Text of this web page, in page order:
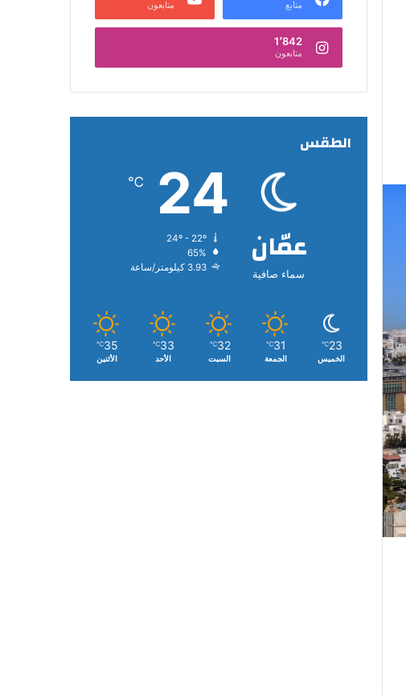
متابع متابعون
1٬842
متابعون
الطقس
عمّان
سماء صافية
24
℃
65%
3.93 كيلومتر/ساعة
23
℃
الخميس
31
℃
الجمعة
32
℃
السبت
33
℃
الأحد
35
℃
الأثنين